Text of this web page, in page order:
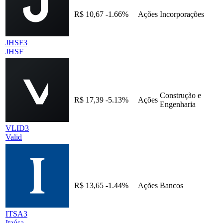
JHSF3
JHSF
R$ 10,67 -1.66% Ações Incorporações
VLID3
Valid
R$ 17,39 -5.13% Ações
Construção e
Engenharia
ITSA3
R$ 13,65 -1.44% Ações Bancos